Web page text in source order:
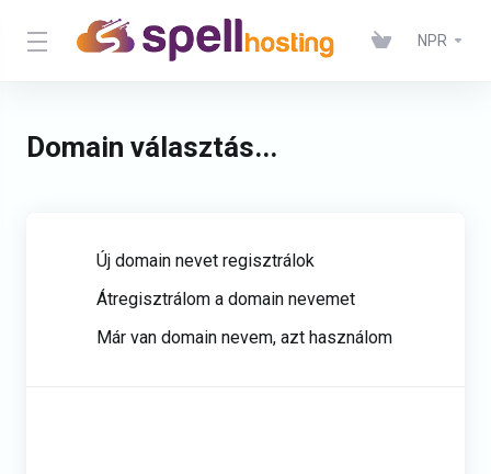
NPR
Domain választás...
Új domain nevet regisztrálok
Átregisztrálom a domain nevemet
Már van domain nevem, azt használom